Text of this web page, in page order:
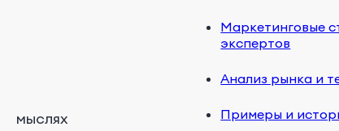
мыслях
Маркетинговые
экспертов
Анализ рынка и
Примеры и